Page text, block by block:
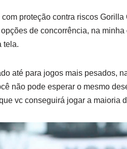
proteção contra riscos
de concorrência, na
tela.
até para jogos mais pesados,
não pode esperar o mesmo
vc conseguirá jogar a maioria